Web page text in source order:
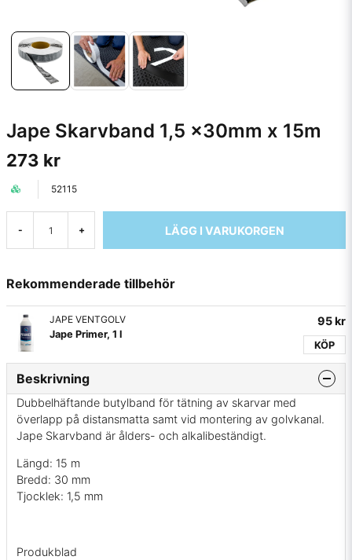
Jape Skarvband 1,5 x30mm x 15m
273 kr
52115
- + LÄGG I VARUKORGEN
Rekommenderade tillbehör
JAPE VENTGOLV
Jape Primer, 1 l
95 kr
KÖP
Beskrivning
Dubbelhäftande butylband för tätning av skarvar med
överlapp på distansmatta samt vid montering av golvkanal.
Jape Skarvband är ålders- och alkalibeständigt.
Längd: 15 m
Bredd: 30 mm
Tjocklek: 1,5 mm
Produkblad